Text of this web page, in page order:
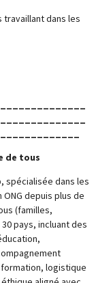
dans les
de tous
spécialisée dans les
depuis plus de
(familles,
pays, incluant des
logistique